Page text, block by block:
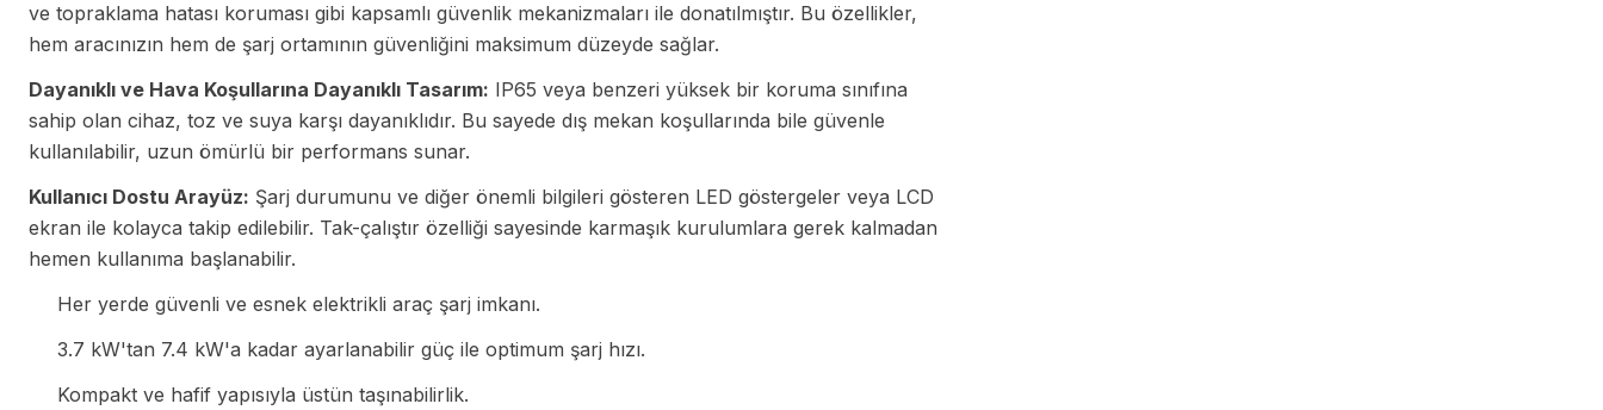
ve topraklama hatası koruması gibi kapsamlı güvenlik mekanizmaları ile donatılmıştır. Bu özellikler,
hem aracınızın hem de şarj ortamının güvenliğini maksimum düzeyde sağlar.
Dayanıklı ve Hava Koşullarına Dayanıklı Tasarım: IP65 veya benzeri yüksek bir koruma sınıfına
sahip olan cihaz, toz ve suya karşı dayanıklıdır. Bu sayede dış mekan koşullarında bile güvenle
kullanılabilir, uzun ömürlü bir performans sunar.
Kullanıcı Dostu Arayüz: Şarj durumunu ve diğer önemli bilgileri gösteren LED göstergeler veya LCD
ekran ile kolayca takip edilebilir. Tak-çalıştır özelliği sayesinde karmaşık kurulumlara gerek kalmadan
hemen kullanıma başlanabilir.
Her yerde güvenli ve esnek elektrikli araç şarj imkanı.
3.7 kW'tan 7.4 kW'a kadar ayarlanabilir güç ile optimum şarj hızı.
Kompakt ve hafif yapısıyla üstün taşınabilirlik.